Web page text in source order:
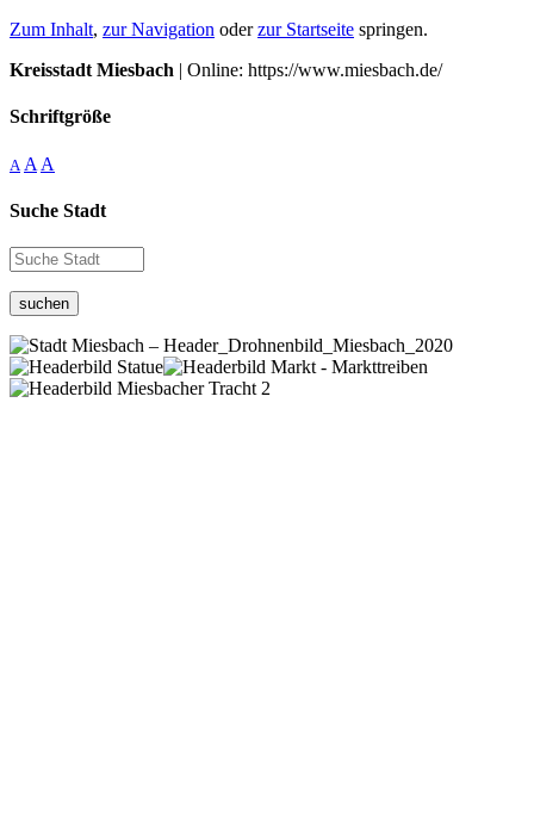
Zum Inhalt, zur Navigation oderzur Startseite springen.
Kreisstadt Miesbach | Online: https://www.miesbach.de/
Schriftgröße
A A A
Suche Stadt
suchen